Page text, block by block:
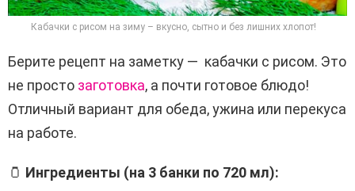
Кабачки с рисом на зиму – вкусно, сытно и без лишних хлопот!
Берите рецепт на заметку — кабачки с рисом. Это
не просто заготовка, а почти готовое блюдо!
Отличный вариант для обеда, ужина или перекуса
на работе.
🫙 Ингредиенты (на 3 банки по 720 мл):